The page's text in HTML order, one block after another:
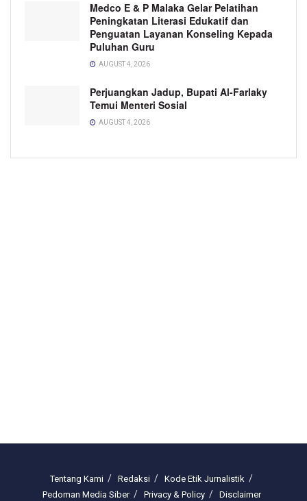
Medco E & P Malaka Gelar Pelatihan
Peningkatan Literasi Edukatif dan
Penguatan Layanan Konseling Kepada
Puluhan Guru
AUGUST 4, 2026
Perjuangkan Jadup, Bupati Al-Farlaky
Temui Menteri Sosial
AUGUST 4, 2026
Tentang Kami Redaksi
Kode Etik Jurnalistik
Pedoman Media Siber
Privacy & Policy Disclaimer